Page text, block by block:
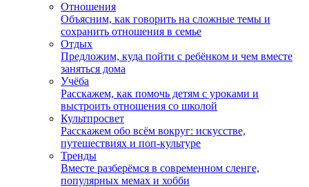
Отношения
Объясним, как говорить на сложные темы и
сохранить отношения в семье
Отдых
Предложим, куда пойти с ребёнком и чем вместе
заняться дома
Учёба
Расскажем, как помочь детям с уроками и
выстроить отношения со школой
Культпросвет
Расскажем обо всём вокруг: искусстве,
путешествиях и поп-культуре
Тренды
Вместе разберёмся в современном сленге,
популярных мемах и хобби